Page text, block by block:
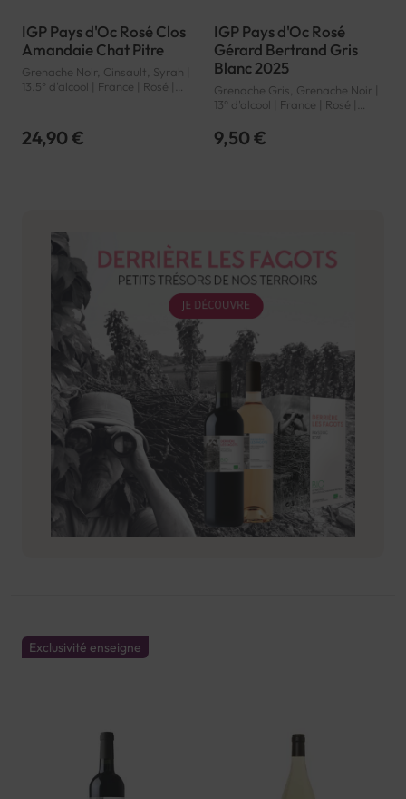
IGP Pays d'Oc Rosé Clos
Amandaie Chat Pitre
Grenache Noir, Cinsault, Syrah |
13.5° d'alcool | France | Rosé |
24,90 €
IGP Pays d'Oc Rosé
Gérard Bertrand Gris
Blanc 2025
Grenache Gris, Grenache Noir |
13° d'alcool | France | Rosé |
d'Oc | IGP
9,50 €
Exclusivité enseigne